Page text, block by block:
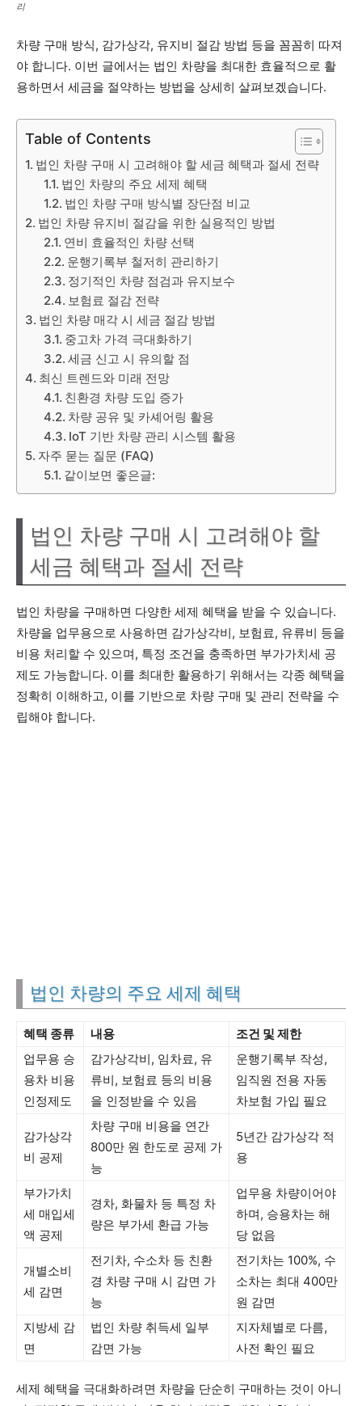
리
차량 구매 방식, 감가상각, 유지비 절감 방법 등을 꼼꼼히 따져
야 합니다. 이번 글에서는 법인 차량을 최대한 효율적으로 활
용하면서 세금을 절약하는 방법을 상세히 살펴보겠습니다.
Table of Contents
법인 차량 구매 시 고려해야 할 세금 혜택과 절세 전략
법인 차량의 주요 세제 혜택
법인 차량 구매 방식별 장단점 비교
법인 차량 유지비 절감을 위한 실용적인 방법
연비 효율적인 차량 선택
운행기록부 철저히 관리하기
정기적인 차량 점검과 유지보수
보험료 절감 전략
법인 차량 매각 시 세금 절감 방법
중고차 가격 극대화하기
세금 신고 시 유의할 점
최신 트렌드와 미래 전망
친환경 차량 도입 증가
차량 공유 및 카셰어링 활용
IoT 기반 차량 관리 시스템 활용
자주 묻는 질문 (FAQ)
같이보면 좋은글:
법인 차량 구매 시 고려해야 할
세금 혜택과 절세 전략
법인 차량을 구매하면 다양한 세제 혜택을 받을 수 있습니다.
차량을 업무용으로 사용하면 감가상각비, 보험료, 유류비 등을
비용 처리할 수 있으며, 특정 조건을 충족하면 부가가치세 공
제도 가능합니다. 이를 최대한 활용하기 위해서는 각종 혜택을
정확히 이해하고, 이를 기반으로 차량 구매 및 관리 전략을 수
립해야 합니다.
법인 차량의 주요 세제 혜택
혜택 종류 내용
조건 및 제한
업무용 승
용차 비용
인정제도
감가상각비, 임차료, 유
류비, 보험료 등의 비용
을 인정받을 수 있음
운행기록부 작성,
임직원 전용 자동
차보험 가입 필요
감가상각
비 공제
차량 구매 비용을 연간
800만 원 한도로 공제 가
능
5년간 감가상각 적
용
부가가치
세 매입세
액 공제
경차, 화물차 등 특정 차
량은 부가세 환급 가능
업무용 차량이어야
하며, 승용차는 해
당 없음
개별소비
세 감면
전기차, 수소차 등 친환
경 차량 구매 시 감면 가
능
전기차는 100%, 수
소차는 최대 400만
원 감면
지방세 감
면
법인 차량 취득세 일부
감면 가능
지자체별로 다름,
사전 확인 필요
세제 혜택을 극대화하려면 차량을 단순히 구매하는 것이 아니